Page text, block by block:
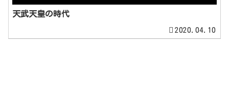
天武天皇の時代
2020.04.10